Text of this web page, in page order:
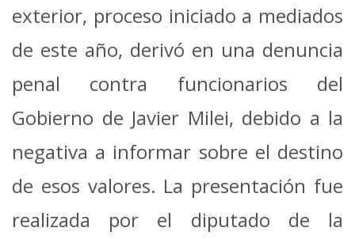
exterior, proceso iniciado a mediados
de este año, derivó en una denuncia
penal contra funcionarios del
Gobierno de Javier Milei, debido a la
negativa a informar sobre el destino
de esos valores. La presentación fue
realizada por el diputado de la